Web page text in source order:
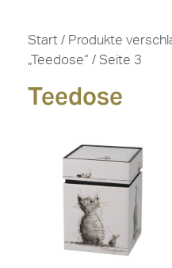
Start / Produkte
„Teedose“ / Seite 3
Teedose